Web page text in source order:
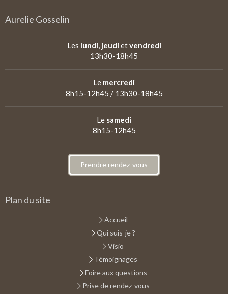
Aurelie Gosselin
Les lundi, jeudi etvendredi
13h30-18h45
Le mercredi
8h15-12h45 / 13h30-18h45
Le samedi
8h15-12h45
Prendre rendez-vous
Plan du site
Accueil
Qui suis-je ?
Visio
Témoignages
Foire aux questions
Prise de rendez-vous